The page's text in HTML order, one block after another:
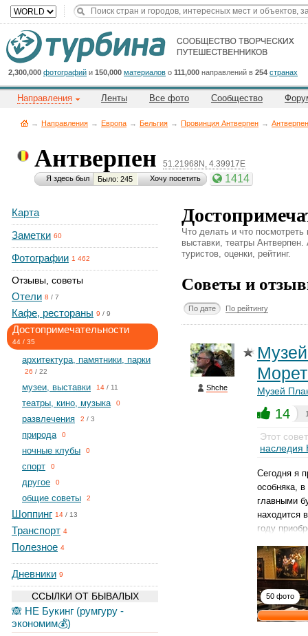
2,300,000 фотографий и 150,000 материалов о 111,000 направлений в 254 странах
Направления Ленты Все фото Сообщество
→ Направления → Европа → Бельгия → Провинция Антверпен → Антверпен
Антверпен 51.21968N, 4.39917E
Я здесь был Было: 245 Хочу посетить 1414
Карта
Заметки 60
Фотографии 1 462
Отзывы, советы
Отели 8 / 7
Кафе, рестораны 9 / 9
Достопримечательности
44 / 35
архитектура, памятники, парки
26 / 22
музеи, выставки 14 / 11
театры, кино, музыка 0
развлечения 2 / 3
природа 0
ночные клубы 0
спорт 0
другое 0
общие советы 2
Шоппинг 14 / 13
Транспорт 4
Полезное 4
Дневники 9
ССЫЛКИ ОТ БЫВАЛЫХ
🙈 НЕ Букинг (румгуру -
экономим💰)
Что делать и что
выставки, театры
туристов, оценки, рейтинг.
Советы и
По дате По рейтингу
Shche Музей
14
Этот
Сегодня я
особняка,
главными
находится
году
50 фото
Cейчас
на
сайте:
Title
Button